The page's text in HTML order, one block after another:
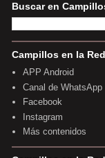
Buscar en
Campillos en la Red
APP Android
Canal de WhatsApp
Facebook
Instagram
Más contenidos